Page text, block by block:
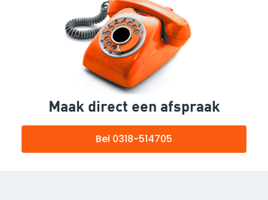
Maak direct een afspraak
Bel 0318-514705